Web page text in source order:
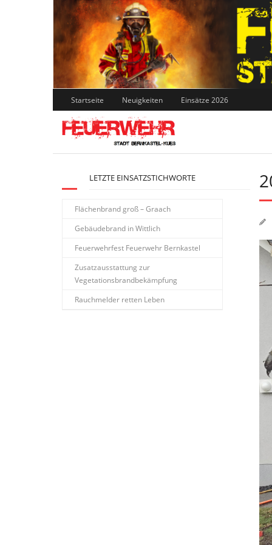
Skip
to
content
Startseite Neuigkeiten Einsätze 2026
LETZTE EINSATZSTICHWORTE
Flächenbrand groß – Graach
Gebäudebrand in Wittlich
Feuerwehrfest Feuerwehr Bernkastel
Zusatzausstattung zur
Vegetationsbrandbekämpfung
Rauchmelder retten Leben